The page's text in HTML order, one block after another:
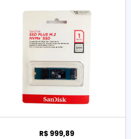
R$ 999,89